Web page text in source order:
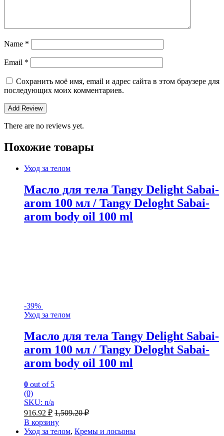
Name *
Email *
Сохранить моё имя, email и адрес сайта в этом браузере для
последующих моих комментариев.
There are no reviews yet.
Похожие товары
Уход за телом
Масло для тела Tangy Delight Sabai-
arom 100 мл / Tangy Deloght Sabai-
arom body oil 100 ml
-39%
Уход за телом
Масло для тела Tangy Delight Sabai-
arom 100 мл / Tangy Deloght Sabai-
arom body oil 100 ml
0 out of 5
(0)
SKU: n/a
916.92 ₽ 1,509.20₽
В корзину
Уход за телом, Кремы и лосьоны